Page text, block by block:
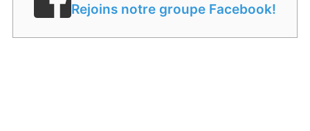
Rejoins notre groupe Facebook!